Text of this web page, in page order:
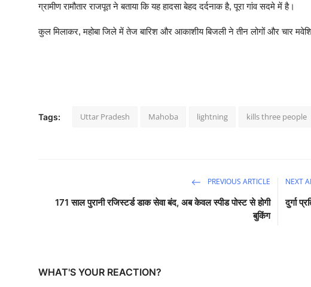
ग्रामीण रामौतार राजपूत ने बताया कि यह हादसा बेहद दर्दनाक है, पूरा गांव सदमे में है।
कुल मिलाकर, महोबा जिले में तेज बारिश और आकाशीय बिजली ने तीन लोगों और चार
Tags: Uttar Pradesh Mahoba lightning kills three people
PREVIOUS ARTICLE
171 साल पुरानी रजिस्टर्ड डाक सेवा बंद, अब केवल स्पीड पोस्ट से होगी
बुकिंग
NEXT
दुर्गा
WHAT'S YOUR REACTION?